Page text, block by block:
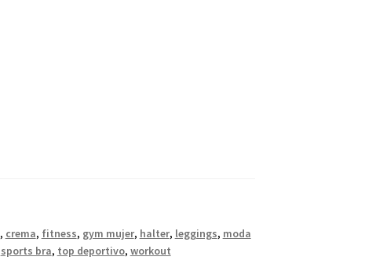
, crema, fitness, gym mujer, halter, leggings, moda
sports bra, top deportivo, workout